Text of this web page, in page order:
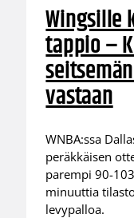
Wingsille
tappio –
vastaan
WNBA:ssa
peräkkäisen
parempi 90-
minuuttia
levypalloa.